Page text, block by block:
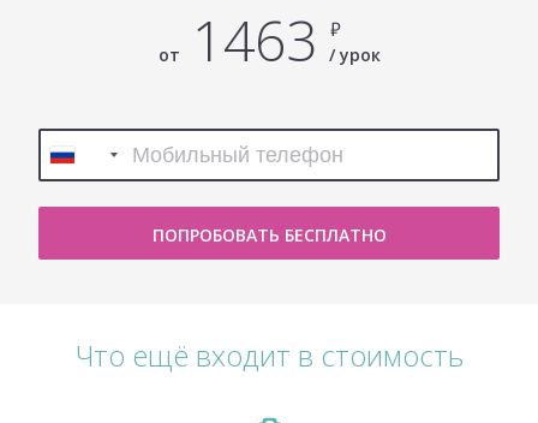
от 1463 ₽
/ урок
ПОПРОБОВАТЬ БЕСПЛАТНО
Что ещё входит в стоимость